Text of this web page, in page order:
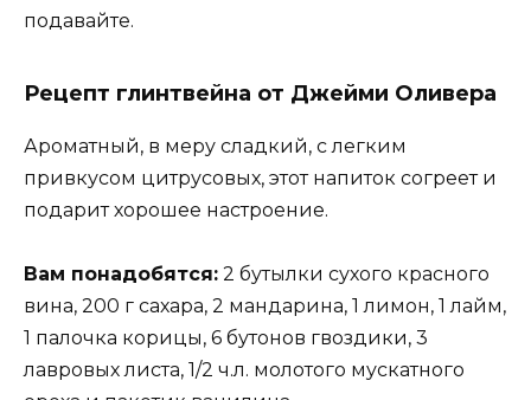
подавайте.
Рецепт глинтвейна от Джейми Оливера
Ароматный, в меру сладкий, с легким
привкусом цитрусовых, этот напиток согреет и
подарит хорошее настроение.
Вам понадобятся: 2 бутылки сухого красного
вина, 200 г сахара, 2 мандарина, 1 лимон, 1 лайм,
1 палочка корицы, 6 бутонов гвоздики, 3
лавровых листа, 1/2 ч.л. молотого мускатного